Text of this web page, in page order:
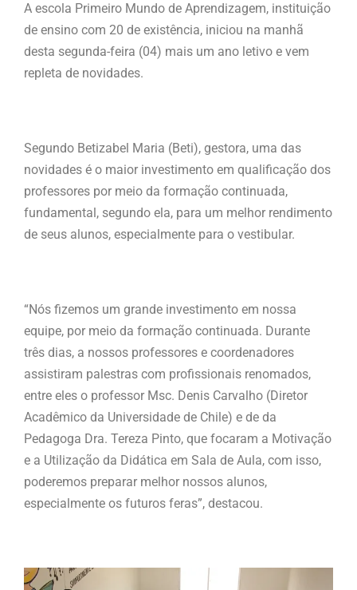
A escola Primeiro Mundo de Aprendizagem, instituição
de ensino com 20 de existência, iniciou na manhã
desta segunda-feira (04) mais um ano letivo e vem
repleta de novidades.
Segundo Betizabel Maria (Beti), gestora, uma das
novidades é o maior investimento em qualificação dos
professores por meio da formação continuada,
fundamental, segundo ela, para um melhor rendimento
de seus alunos, especialmente para o vestibular.
“Nós fizemos um grande investimento em nossa
equipe, por meio da formação continuada. Durante
três dias, a nossos professores e coordenadores
assistiram palestras com profissionais renomados,
entre eles o professor Msc. Denis Carvalho (Diretor
Acadêmico da Universidade de Chile) e de da
Pedagoga Dra. Tereza Pinto, que focaram a Motivação
e a Utilização da Didática em Sala de Aula, com isso,
poderemos preparar melhor nossos alunos,
especialmente os futuros feras”, destacou.